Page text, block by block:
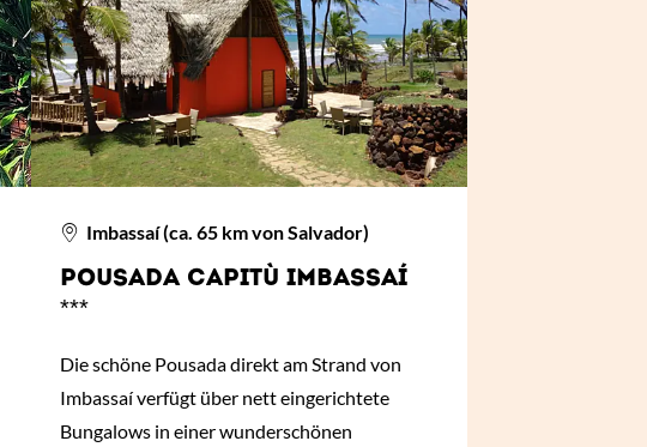
Imbassaí (ca. 65 km von Salvador)
POUSADA CAPITÙ IMBASSAÍ
***
Die schöne Pousada direkt am Strand von
Imbassaí verfügt über nett eingerichtete
Bungalows in einer wunderschönen